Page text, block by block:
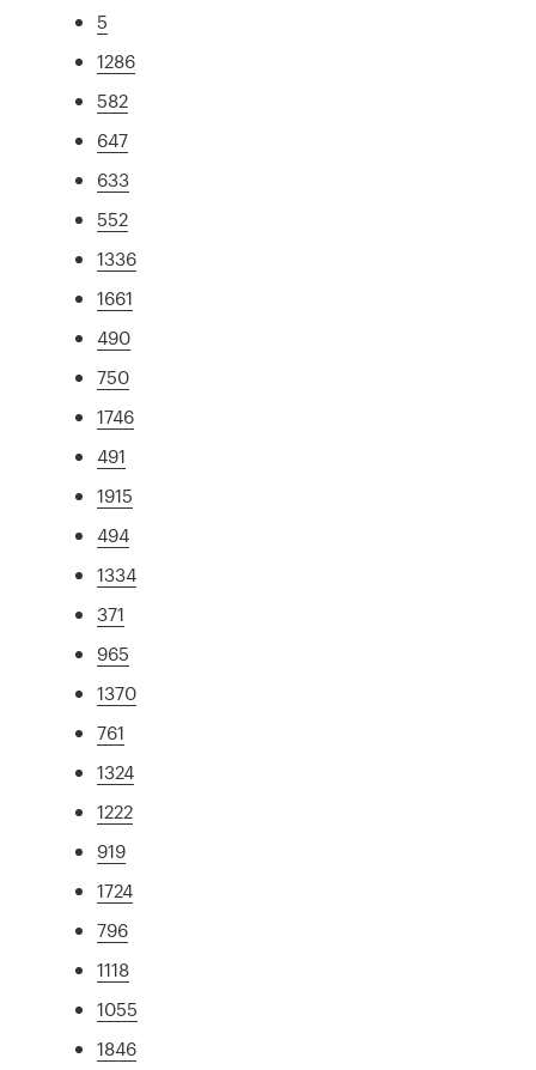
5
1286
582
647
633
552
1336
1661
490
750
1746
491
1915
494
1334
371
965
1370
761
1324
1222
919
1724
796
1118
1055
1846